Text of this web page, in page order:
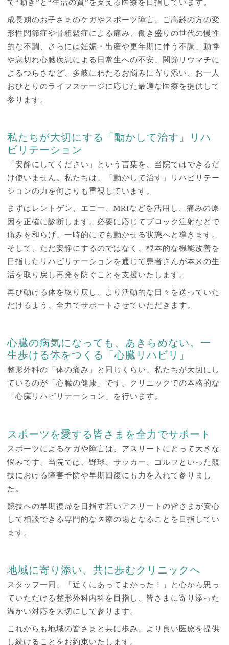
て“動き”と“生活の質”を支える医療を目指しています。
成長期のお子さまのケガやスポーツ障害、ご高齢の方の変
形性関節症や骨粗鬆症による痛み、働き盛りの世代の慢性
的な不調、さらには妊娠・出産や更年期に伴う不調、動悸
や息切れ心臓疾患による日常生への不安、関節リウマチに
よるつらさなど、多岐にわたるお悩みに寄り添い、お一人
おひとりのライフステージに応じた最適な医療を提供して
参ります。
私たちが大切にする「動かして治す」リハ
ビリテーション
「安静にしてください」という言葉を、当院ではできるだ
け使いません。私たちは、「動かして治す」リハビリテー
ションの力を何よりも重視しています。
まずはレントゲン、エコー、MRIなどを活用し、痛みの原
因を正確に診断します。必要に応じてブロック注射などで
痛みを和らげ、一時的にでも動かせる状態へと導きます。
そして、ただ安静にするのではなく、根本的な機能改善を
目指したリハビリテーションを通じて患者さんが本来の生
活を取り戻し再発を防ぐことを支援いたします。
再び動ける体を取り戻し、より活動的な日々を送っていた
だけるよう、全力でサポートさせていただきます。
心臓の病気になっても、あきらめない。一
生歩ける体をつくる「心臓リハビリ」
整形外科の「体の痛み」と同じくらい、私たちが大切にし
ているのが「心臓の健康」です。クリニックでの本格的な
「心臓リハビリテーション」を行います。
スポーツを愛する皆さまを全力でサポート
スポーツによるケガや障害は、アスリートにとって大きな
悩みです。当院では、野球、サッカー、ゴルフといった競
技における障害予防や早期回復にも力を入れて参りまし
た。
競技への早期復帰を目指す若いアスリートの皆さまが安心
して相談できる専門的な医療の場となることを目指してい
ます。
地域に寄り添い、共に歩むクリニックへ
スタッフ一同、「近くにあってよかった！」と心から思っ
ていただける整形外科内科を目指し、皆さまに寄り添った
温かい対応を大切にして参ります。
これからも地域の皆さまと共に歩み、より良い医療を提供
し続けることをお約束いたします。